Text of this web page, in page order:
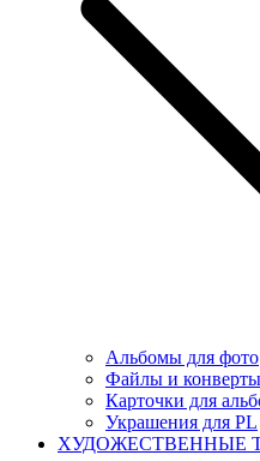
Альбомы для фото
Файлы и
Карточки для
Украшения для PL
ХУДОЖЕСТВЕННЫЕ